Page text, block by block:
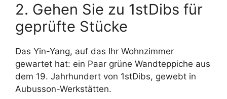
2. Gehen Sie zu 1stDibs für
geprüfte Stücke
Das Yin-Yang, auf das Ihr Wohnzimmer
gewartet hat: ein Paar grüne Wandteppiche aus
dem 19. Jahrhundert von 1stDibs, gewebt in
Aubusson-Werkstätten.